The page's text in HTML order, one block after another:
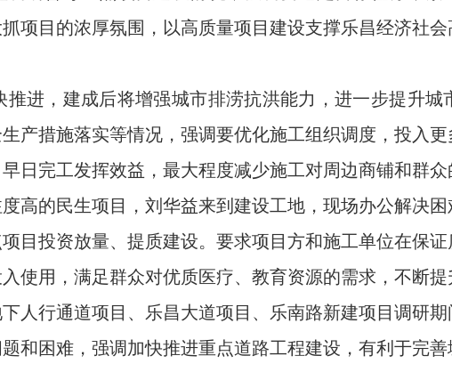
项目的浓厚氛围，以高质量项目建设支撑乐昌经济社
，建成后将增强城市排涝抗洪能力，进一步提升城
产措施落实等情况，强调要优化施工组织调度，投入
日完工发挥效益，最大程度减少施工对周边商铺和群众
的民生项目，刘华益来到建设工地，现场办公解决困
目投资放量、提质建设。要求项目方和施工单位在保
使用，满足群众对优质医疗、教育资源的需求，不断提
行通道项目、乐昌大道项目、乐南路新建项目调研期
和困难，强调加快推进重点道路工程建设，有利于完善